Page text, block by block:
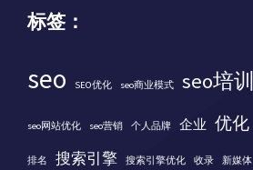
标签：
seo SEO优化 seo商业模式 seo培训
seo网站优化 seo营销 个人品牌 企业 优化
排名 搜索引擎 搜索引擎优化 收录 新媒体